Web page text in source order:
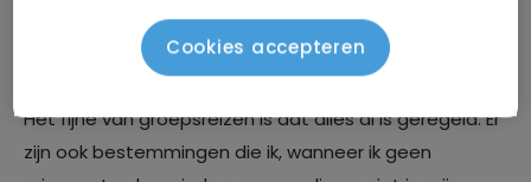
gehouden met beginnende reizigers.
Wat zijn voor jou de voordelen van groepsreizen?
Het fijne van groepsreizen is dat alles al is geregeld. Er
zijn ook bestemmingen die ik, wanneer ik geen
Cookies accepteren